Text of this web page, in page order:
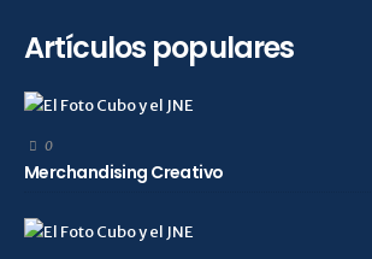
Artículos populares
0
Merchandising Creativo